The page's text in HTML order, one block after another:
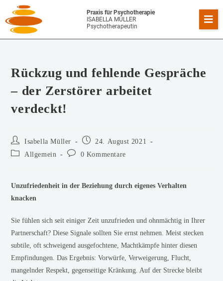
Praxis für Psychotherapie
ISABELLA MÜLLER
Psychotherapeutin
Rückzug und fehlende Gespräche
– der Zerstörer arbeitet
verdeckt!
Isabella Müller
24. August 2021
Allgemein
0 Kommentare
Unzufriedenheit in der Beziehung durch eigenes Verhalten
knacken
Sie fühlen sich seit einiger Zeit unzufrieden und ohnmächtig in Ihrer
Partnerschaft? Diese Signale sollten Sie ernst nehmen. Meist stecken
subtile, oft schweigend ausgefochtene, Machtkämpfe hinter diesen
Empfindungen. Das Ergebnis: Vorwürfe, Verweigerung, Flucht,
mangelnder Respekt, gegenseitige Kränkung. Auf der Strecke bleibt